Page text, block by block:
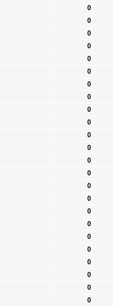
0
0
0
0
0
0
0
0
0
0
0
0
0
0
0
0
0
0
0
0
0
0
0
0